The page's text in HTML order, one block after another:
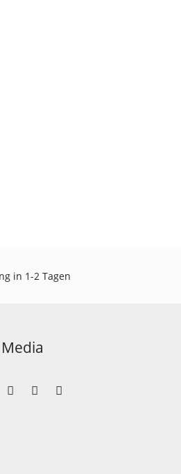
in 1-2 Tagen